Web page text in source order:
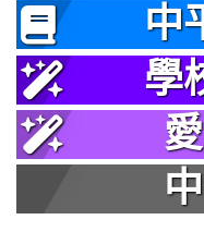
中
學